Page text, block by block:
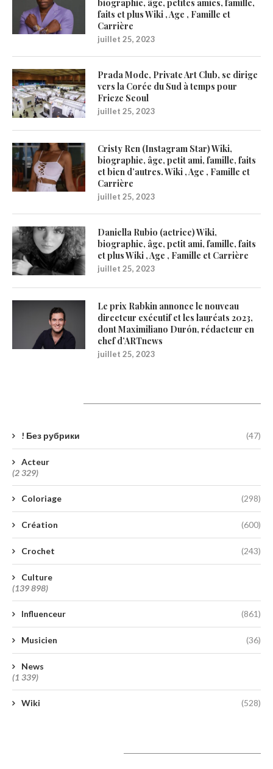
biographie, âge, petites amies, famille,
faits et plus Wiki , Age , Famille et
Carrière
juillet 25, 2023
Prada Mode, Private Art Club, se dirige
vers la Corée du Sud à temps pour
Frieze Seoul
juillet 25, 2023
Cristy Ren (Instagram Star) Wiki,
biographie, âge, petit ami, famille, faits
et bien d’autres. Wiki , Age , Famille et
Carrière
juillet 25, 2023
Daniella Rubio (actrice) Wiki,
biographie, âge, petit ami, famille, faits
et plus Wiki , Age , Famille et Carrière
juillet 25, 2023
Le prix Rabkin annonce le nouveau
directeur exécutif et les lauréats 2023,
dont Maximiliano Durón, rédacteur en
chef d’ARTnews
juillet 25, 2023
! Без рубрики (47)
Acteur
(2 329)
Coloriage (298)
Création (600)
Crochet (243)
Culture
(139 898)
Influenceur (861)
Musicien (36)
News
(1 339)
Wiki (528)